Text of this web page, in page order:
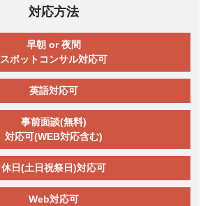
対応方法
早朝 or 夜間
スポットコンサル対応可
英語対応可
事前面談(無料)
対応可(WEB対応含む)
休日(土日祝祭日)対応可
Web対応可